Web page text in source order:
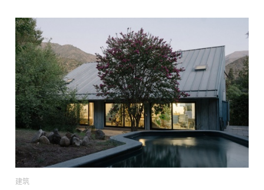
建筑